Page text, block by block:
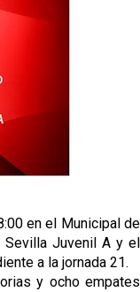
salir
la cantera del
Liga
con el
en el Municipal de
Juvenil A y el
a la jornada 21.
y ocho empates